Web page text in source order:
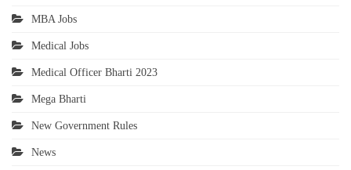
MBA Jobs
Medical Jobs
Medical Officer Bharti 2023
Mega Bharti
New Government Rules
News